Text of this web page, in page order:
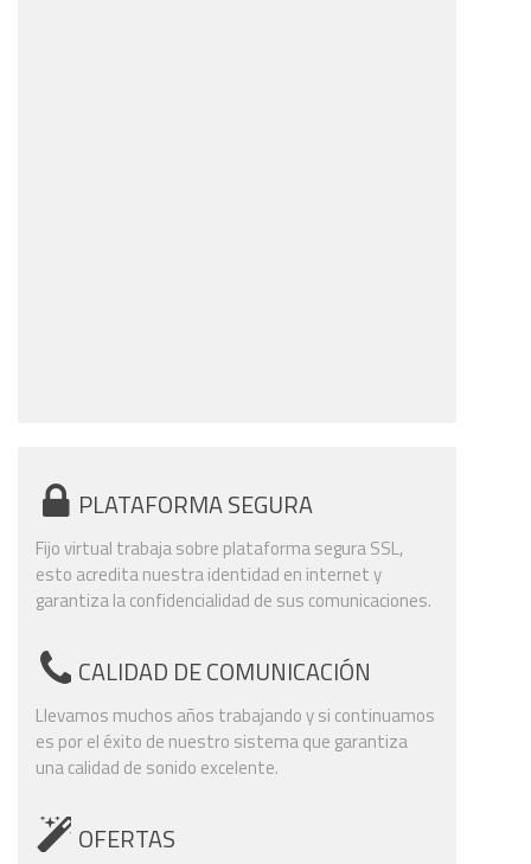
PLATAFORMA SEGURA
Fijo virtual trabaja sobre plataforma segura SSL,
esto acredita nuestra identidad en internet y
garantiza la confidencialidad de sus comunicaciones.
CALIDAD DE COMUNICACIÓN
Llevamos muchos años trabajando y si continuamos
es por el éxito de nuestro sistema que garantiza
una calidad de sonido excelente.
OFERTAS